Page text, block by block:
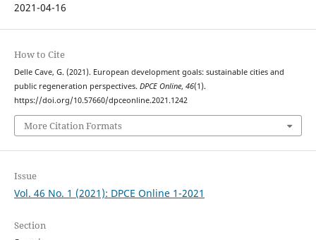
2021-04-16
How to Cite
Delle Cave, G. (2021). European development goals: sustainable cities and
public regeneration perspectives. DPCE Online, 46(1).
https://doi.org/10.57660/dpceonline.2021.1242
More Citation Formats
Issue
Vol. 46 No. 1 (2021): DPCE Online 1-2021
Section